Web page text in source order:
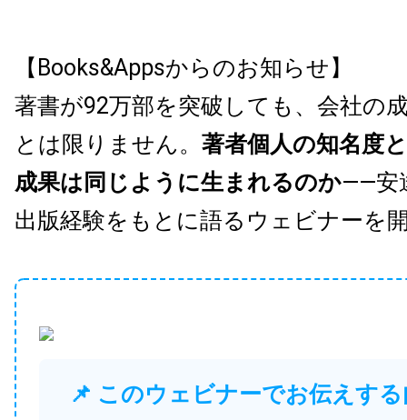
【Books&Appsからのお知らせ】
著書が92万部を突破しても、会社の
とは限りません。 著者個人の知名度
成果は同じように生まれるのか——安
出版経験をもとに語るウェビナーを
📌 このウェビナーでお伝えす